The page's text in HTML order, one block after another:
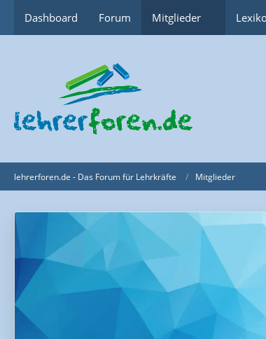
Dashboard Forum Mitglieder
lehrerforen.de - Das Forum für Lehrkräfte Mitglieder